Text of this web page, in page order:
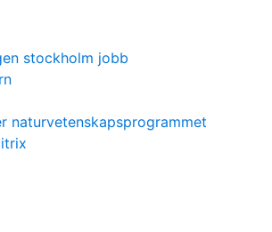
stockholm jobb
naturvetenskapsprogrammet